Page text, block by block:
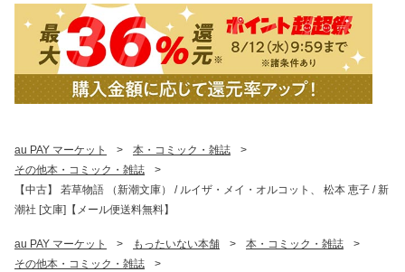
au PAY マーケット > 本・コミック・雑誌
>
その他本・コミック・雑誌
>
【中古】 若草物語 （新潮文庫） / ルイザ・メイ・オルコット、 松本 恵子 / 新
潮社 [文庫]【メール便送料無料】
au PAY マーケット > もったいない本舗 > 本・コミック・雑誌
>
その他本・コミック・雑誌
>